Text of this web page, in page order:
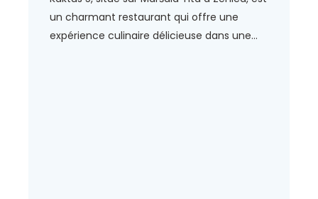
un charmant restaurant qui offre une
expérience culinaire délicieuse dans une...